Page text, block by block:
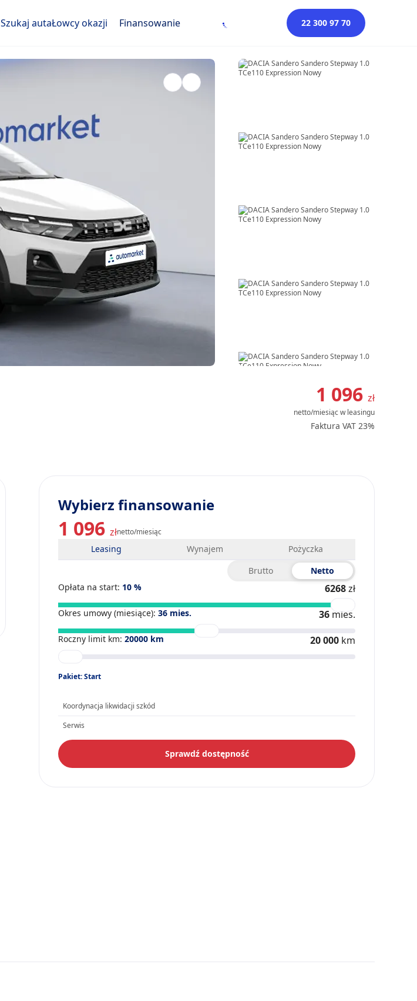
Szukaj autaŁowcy okazji Finansowanie 22 300 97 70
1 096 zł
netto/miesiącw leasingu
Faktura VAT 23%
Wybierz finansowanie
1 096 złnetto/miesiąc
Leasing Wynajem
Pożyczka
Brutto
Netto
Opłata na start: 10 % 6268zł
Okres umowy (miesiące): 36 mies. 36 mies.
Roczny limit km: 20000 km 20 000 km
Pakiet: Start
Koordynacja likwidacji szkód
Serwis
Sprawdź dostępność